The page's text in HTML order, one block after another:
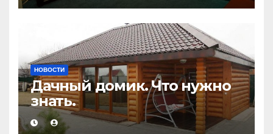
НОВОСТИ
Дачный домик. Что нужно
знать.